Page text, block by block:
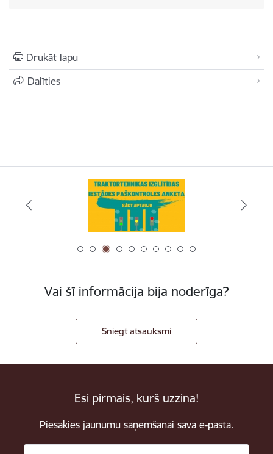
Drukāt lapu
Dalīties
Vai šī informācija bija noderīga?
Sniegt atsauksmi
Esi pirmais, kurš uzzina!
Piesakies jaunumu saņemšanai savā e-pastā.